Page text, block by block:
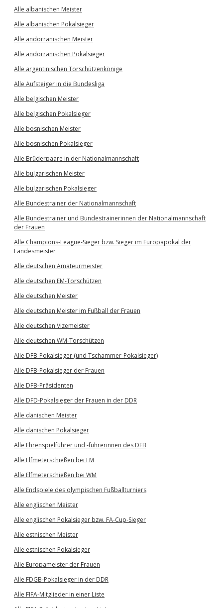
Alle albanischen Meister
Alle albanischen Pokalsieger
Alle andorranischen Meister
Alle andorranischen Pokalsieger
Alle argentinischen Torschützenkönige
Alle Aufsteiger in die Bundesliga
Alle belgischen Meister
Alle belgischen Pokalsieger
Alle bosnischen Meister
Alle bosnischen Pokalsieger
Alle Brüderpaare in der Nationalmannschaft
Alle bulgarischen Meister
Alle bulgarischen Pokalsieger
Alle Bundestrainer der Nationalmannschaft
Alle Bundestrainer und Bundestrainerinnen der Nationalmannschaft
der Frauen
Alle Champions-League-Sieger bzw. Sieger im Europapokal der
Landesmeister
Alle deutschen Amateurmeister
Alle deutschen EM-Torschützen
Alle deutschen Meister
Alle deutschen Meister im Fußball der Frauen
Alle deutschen Vizemeister
Alle deutschen WM-Torschützen
Alle DFB-Pokalsieger (und Tschammer-Pokalsieger)
Alle DFB-Pokalsieger der Frauen
Alle DFB-Präsidenten
Alle DFD-Pokalsieger der Frauen in der DDR
Alle dänischen Meister
Alle dänischen Pokalsieger
Alle Ehrenspielführer und -führerinnen des DFB
Alle Elfmeterschießen bei EM
Alle Elfmeterschießen bei WM
Alle Endspiele des olympischen Fußballturniers
Alle englischen Meister
Alle englischen Pokalsieger bzw. FA-Cup-Sieger
Alle estnischen Meister
Alle estnischen Pokalsieger
Alle Europameister der Frauen
Alle FDGB-Pokalsieger in der DDR
Alle FIFA-Mitglieder in einer Liste